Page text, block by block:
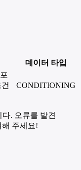
데이터 타입
CONDITIONING
. 오류를 발견
주세요!